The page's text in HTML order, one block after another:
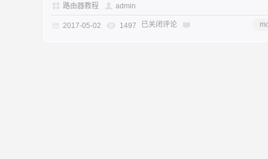
路由器教程 admin
2017-05-02 1497 已关闭评论